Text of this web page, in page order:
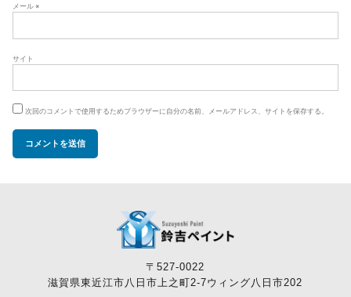
メール ※
サイト
次回のコメントで使用するためブラウザーに自分の名前、メールアドレス、サイトを保存する。
〒527-0022
滋賀県東近江市八日市上之町2-7ウィング八日市202